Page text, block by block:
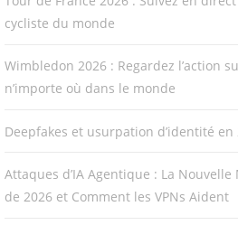
cycliste du monde
Wimbledon 2026 : Regardez l’action
n’importe où dans le monde
Deepfakes et usurpation d’identité
Attaques d’IA Agentique : La
de 2026 et Comment les VPNs Aident